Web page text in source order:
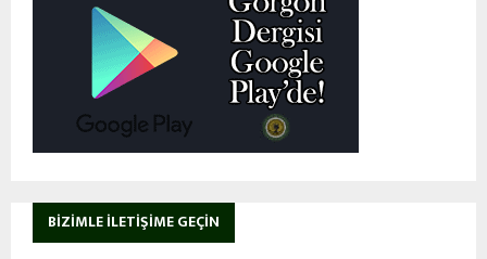
BIZIMLE İLETIŞIME GEÇIN